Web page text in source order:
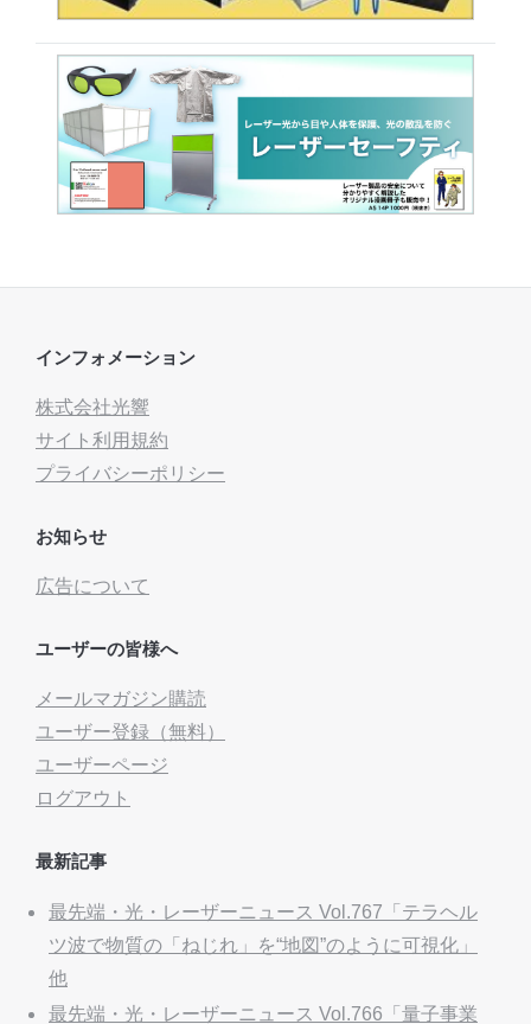
インフォメーション
株式会社光響
サイト利用規約
プライバシーポリシー
お知らせ
広告について
ユーザーの皆様へ
メールマガジン購読
ユーザー登録（無料）
ユーザーページ
ログアウト
最新記事
最先端・光・レーザーニュース Vol.767「テラヘル
ツ波で物質の「ねじれ」を“地図”のように可視化」
他
最先端・光・レーザーニュース Vol.766「量子事業